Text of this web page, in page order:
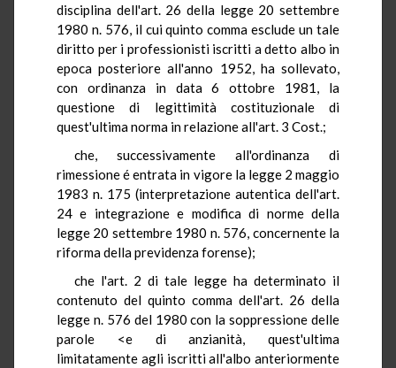
disciplina dell'art. 26 della legge 20 settembre
1980 n. 576, il cui quinto comma esclude un tale
diritto per i professionisti iscritti a detto albo in
epoca posteriore all'anno 1952, ha sollevato,
con ordinanza in data 6 ottobre 1981, la
questione di legittimità costituzionale di
quest'ultima norma in relazione all'art. 3 Cost.;
che, successivamente all'ordinanza di
rimessione é entrata in vigore la legge 2 maggio
1983 n. 175 (interpretazione autentica dell'art.
24 e integrazione e modifica di norme della
legge 20 settembre 1980 n. 576, concernente la
riforma della previdenza forense);
che l'art. 2 di tale legge ha determinato il
contenuto del quinto comma dell'art. 26 della
legge n. 576 del 1980 con la soppressione delle
parole <e di anzianità, quest'ultima
limitatamente agli iscritti all'albo anteriormente